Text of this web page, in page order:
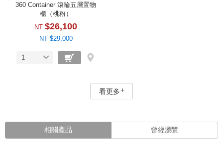
360 Container 滾輪五層置物
櫃（桃粉）
NT $26,100
NT $29,000
1
看更多
相關產品 曾經瀏覽